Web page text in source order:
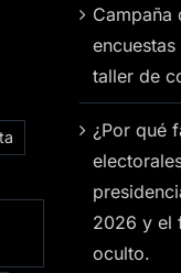
Campaña
taller de
¿Por qué
2026 y el
oculto.